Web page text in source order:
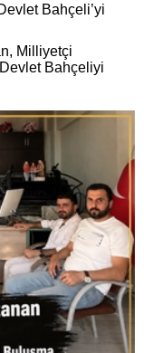
Bahçeli’yi
Milliyetçi
Bahçeliyi